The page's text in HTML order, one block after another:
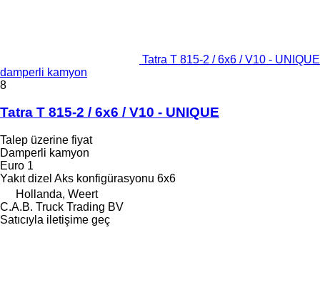
Tatra T 815-2 / 6x6 / V10 - UNIQUE
damperli kamyon
8
Tatra T 815-2 / 6x6 / V10 - UNIQUE
Talep üzerine fiyat
Damperli kamyon
Euro 1
Yakıt dizel Aks konfigürasyonu 6x6
Hollanda, Weert
C.A.B. Truck Trading BV
Satıcıyla iletişime geç